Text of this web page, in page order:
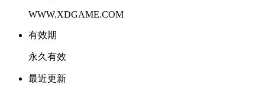
WWW.XDGAME.COM
有效期
永久有效
最近更新